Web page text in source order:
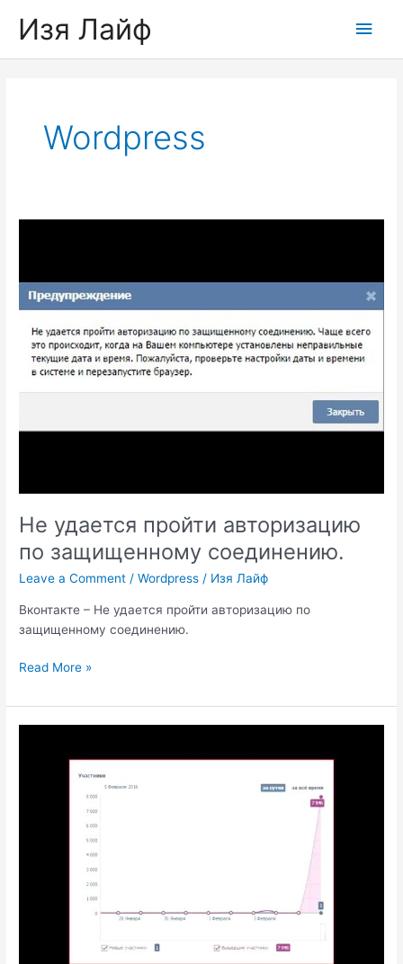
Изя Лайф
Main
Wordpress
Не удается пройти авторизацию
по защищенному соединению.
Leave a Comment /Wordpress / Изя Лайф
Вконтакте – Не удается пройти авторизацию по
защищенному соединению.
Не
пройти
авторизацию
защищенному
Read More »